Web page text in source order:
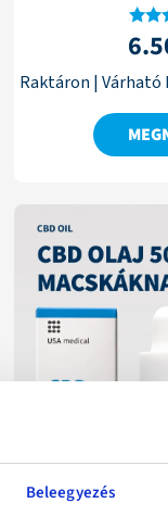
Beleegyezés
Raktáron |Várható